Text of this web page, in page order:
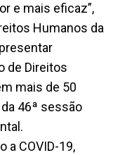
e mais eficaz”,
Humanos da
de Direitos
mais de 50
46ª sessão
a COVID-19,